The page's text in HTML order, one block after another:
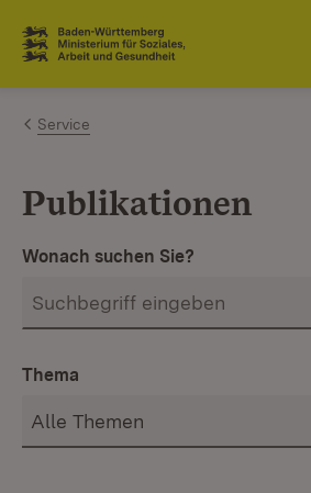
Zum Inhalt springen
Link zur Startseite
Service
Publikationen
Wonach suchen Sie?
Thema